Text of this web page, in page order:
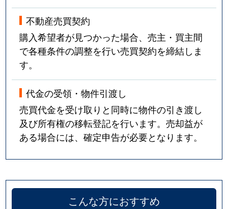
不動産売買契約
購入希望者が見つかった場合、売主・買主間
で各種条件の調整を行い売買契約を締結しま
す。
代金の受領・物件引渡し
売買代金を受け取りと同時に物件の引き渡し
及び所有権の移転登記を行います。売却益が
ある場合には、確定申告が必要となります。
こんな方におすすめ